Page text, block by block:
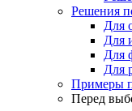
Решения
Для
Для
Для
Для
Примеры
Перед